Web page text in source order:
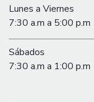
Lunes a Viernes
7:30 a.m a 5:00 p.m
Sábados
7:30 a.m a 1:00 p.m